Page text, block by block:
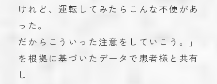
けれど、運転してみたらこんな不便があ
った。
だからこういった注意をしていこう。」
を根拠に基づいたデータで患者様と共有
し